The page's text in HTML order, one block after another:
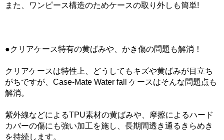
また、ワンピース構造のためケースの取り外しも簡単!
●クリアケース特有の黄ばみや、かき傷の問題も解消！
クリアケースは特性上、どうしてもキズや黄ばみが目立ち
がちですが、Case-Mate Water fall ケースはそんな問題点も
解消。
紫外線などによるTPU素材の黄ばみや、摩擦によるハード
カバーの傷にも強い加工を施し、長期間透き通るきらめき
を持続します。